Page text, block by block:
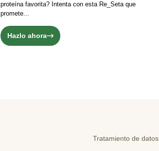
proteína favorita? Intenta con esta Re_Seta que
promete...
Hazlo ahora
Tratamiento de datos